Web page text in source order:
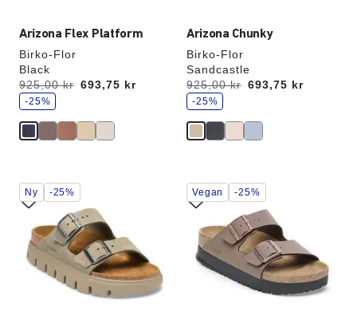
Arizona Flex Platform
Birko-Flor
Black
Før:
925,00 kr
nu 693,75 kr
s
p
a
r
-25%
Arizona Chunky
Birko-Flor
Sandcastle
Før:
925,00 kr
nu 693,75 kr
s
p
a
r
-25%
Interaktion
med
prøvefarver
opdatere
produktbilledet
Ny -25%
Interaktion
med
prøvefarver
opdatere
produktbilledet
Vegan -25%